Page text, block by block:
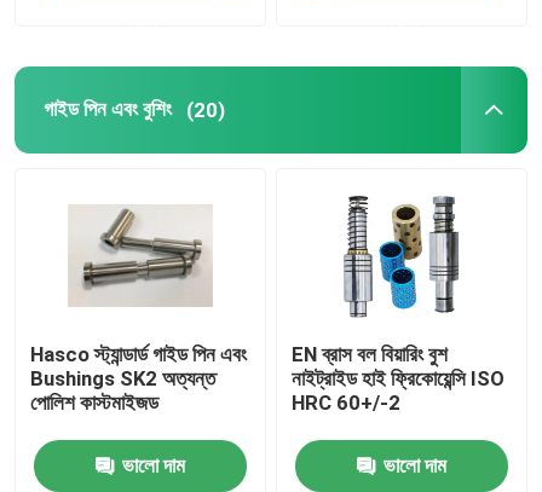
গাইড পিন এবং বুশিং (20)
Hasco স্ট্যান্ডার্ড গাইড পিন এবং
Bushings SK2 অত্যন্ত
পোলিশ কাস্টমাইজড
ভালো দাম
EN ব্রাস বল বিয়ারিং বুশ
নাইট্রাইড হাই ফ্রিকোয়েন্সি ISO
HRC 60+/-2
ভালো দাম